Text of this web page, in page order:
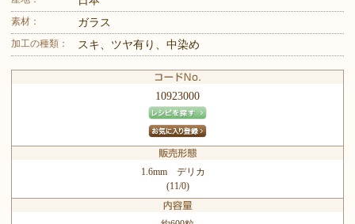
素材： ガラス
加工の種類： スキ、ツヤ有り、中染め
10923000
1.6mm デリカ
(11/0)